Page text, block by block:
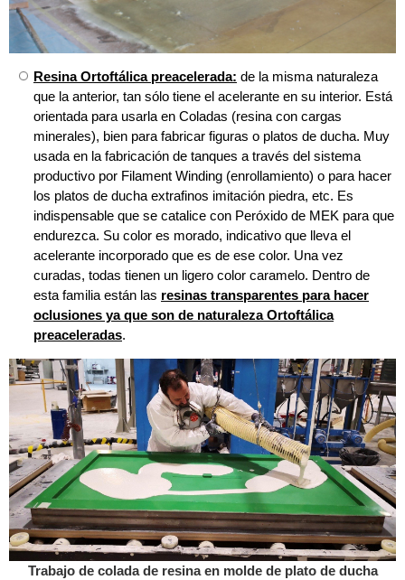
Resina Ortoftálica preacelerada: de la misma naturaleza
que la anterior, tan sólo tiene el acelerante en su interior. Está
orientada para usarla en Coladas (resina con cargas
minerales), bien para fabricar figuras o platos de ducha. Muy
usada en la fabricación de tanques a través del sistema
productivo por Filament Winding (enrollamiento) o para hacer
los platos de ducha extrafinos imitación piedra, etc. Es
indispensable que se catalice con Peróxido de MEK para que
endurezca. Su color es morado, indicativo que lleva el
acelerante incorporado que es de ese color. Una vez
curadas, todas tienen un ligero color caramelo. Dentro de
esta familia están las resinas transparentes para hacer
oclusiones ya que son de naturaleza Ortoftálica
preaceleradas.
Trabajo de colada de resina en molde de plato de ducha